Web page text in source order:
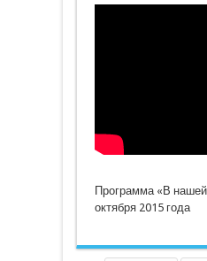
«В
Программа «В нашей
октября 2015 года